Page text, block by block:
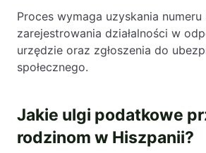
Proces wymaga uzyskania numeru
zarejestrowania działalności w
urzędzie oraz zgłoszenia do
społecznego.
Jakie ulgi podatkowe
rodzinom w Hiszpanii?